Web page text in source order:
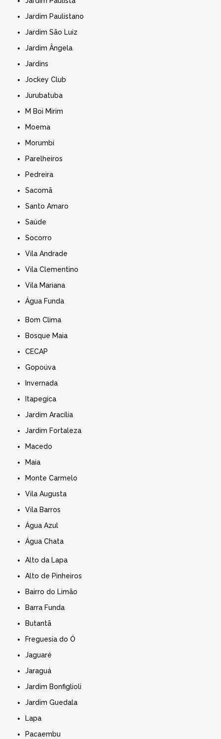
Jardim Paulistano
Jardim São Luiz
Jardim Ângela
Jardins
Jockey Club
Jurubatuba
M Boi Mirim
Moema
Morumbi
Parelheiros
Pedreira
Sacomã
Santo Amaro
Saúde
Socorro
Vila Andrade
Vila Clementino
Vila Mariana
Água Funda
Bom Clima
Bosque Maia
CECAP
Gopoúva
Invernada
Itapegica
Jardim Aracília
Jardim Fortaleza
Macedo
Maia
Monte Carmelo
Vila Augusta
Vila Barros
Água Azul
Água Chata
Alto da Lapa
Alto de Pinheiros
Bairro do Limão
Barra Funda
Butantã
Freguesia do Ó
Jaguaré
Jaraguá
Jardim Bonfiglioli
Jardim Guedala
Lapa
Pacaembu